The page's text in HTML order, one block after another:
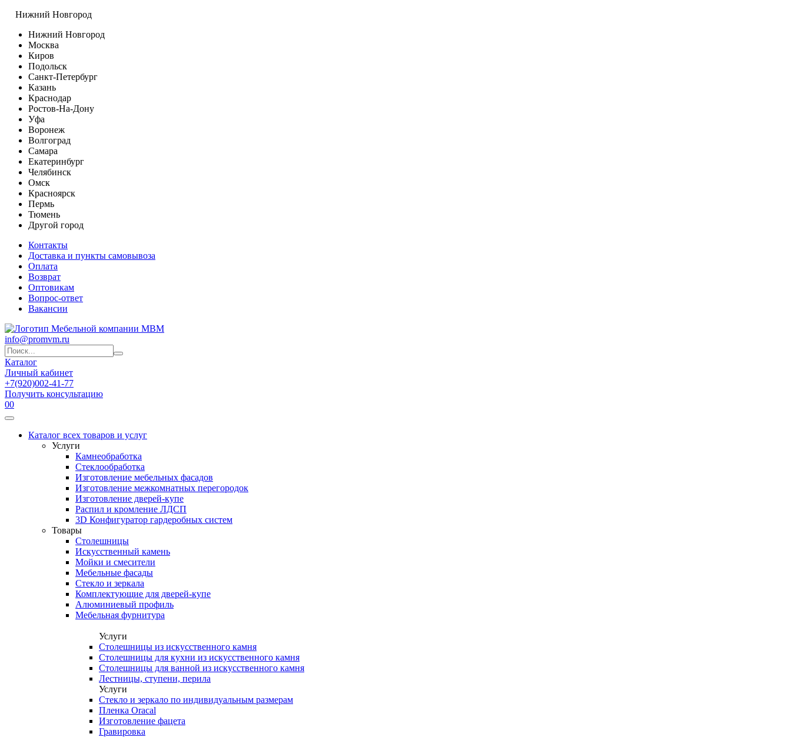
Нижний Новгород
Нижний Новгород
Москва
Киров
Подольск
Санкт-Петербург
Казань
Краснодар
Ростов-На-Дону
Уфа
Воронеж
Волгоград
Самара
Екатеринбург
Челябинск
Омск
Красноярск
Пермь
Тюмень
Другой город
Контакты
Доставка и пункты самовывоза
Оплата
Возврат
Оптовикам
Вопрос-ответ
Вакансии
info@promvm.ru
Каталог
Личный кабинет
+7(920)002-41-77
Получить консультацию
00
Каталог всех товаров и услуг
Услуги
Камнеобработка
Стеклообработка
Изготовление мебельных фасадов
Изготовление межкомнатных перегородок
Изготовление дверей-купе
Распил и кромление ЛДСП
3D Конфигуратор гардеробных систем
Товары
Столешницы
Искусственный камень
Мойки и смесители
Мебельные фасады
Стекло и зеркала
Комплектующие для дверей-купе
Алюминиевый профиль
Мебельная фурнитура
Услуги
Столешницы из искусственного камня
Столешницы для кухни из искусственного камня
Столешницы для ванной из искусственного камня
Лестницы, ступени, перила
Услуги
Стекло и зеркало по индивидуальным размерам
Пленка Oracal
Изготовление фацета
Гравировка